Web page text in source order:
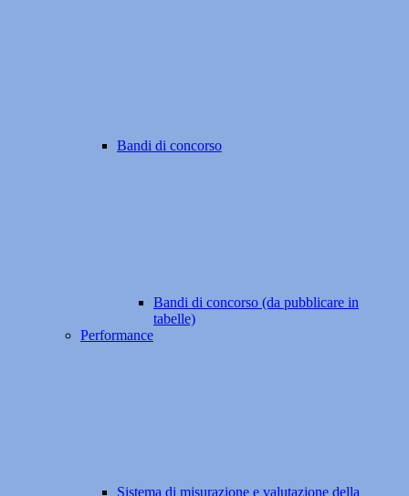
Bandi di concorso
Bandi di concorso (da pubblicare in
tabelle)
Performance
Sistema di misurazione e valutazione della